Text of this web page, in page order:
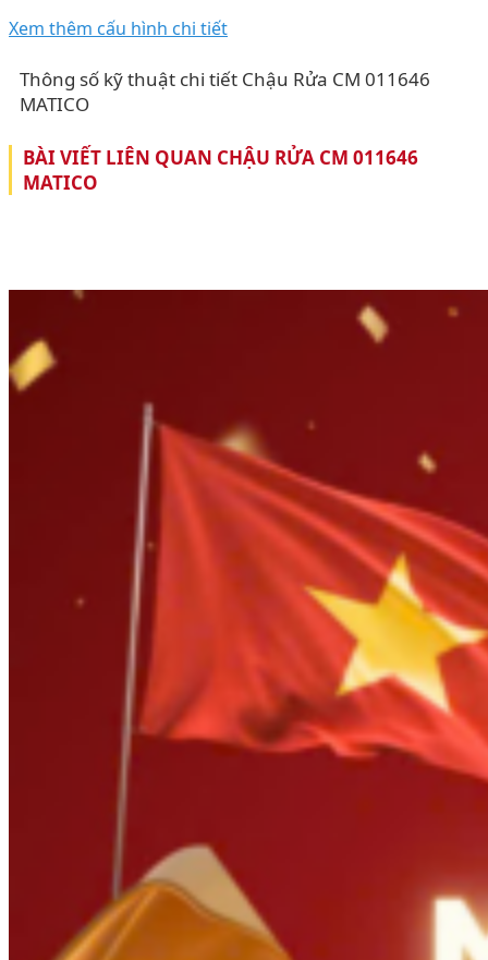
Xem thêm cấu hình chi tiết
Thông số kỹ thuật chi tiết Chậu Rửa CM 011646
MATICO
BÀI VIẾT LIÊN QUAN CHẬU RỬA CM 011646
MATICO